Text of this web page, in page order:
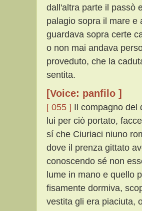
dall'altra parte il passò
palagio sopra il mare e
guardava sopra certe
o non mai andava
proveduto, che la
sentita.
[Voice: panfilo ]
[ 055 ] Il compagno del
lui per ciò portato,
sí che Ciuriaci niuno
dove il prenza gittato
conoscendo sé non
lume in mano e quello
fisamente dormiva,
vestita gli era piaciuta,